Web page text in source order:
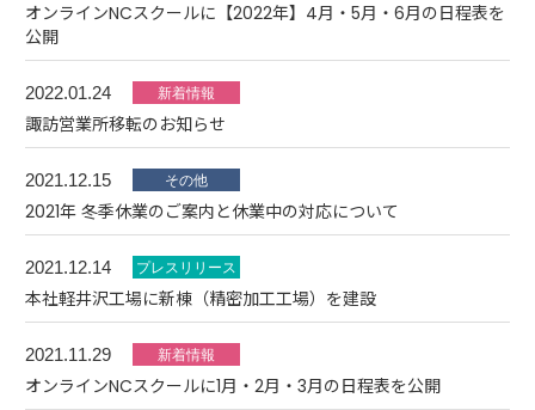
オンラインNCスクールに【2022年】4月・5月・6月の日程表を
公開
2022.01.24
諏訪営業所移転のお知らせ
2021.12.15
2021年 冬季休業のご案内と休業中の対応について
2021.12.14
本社軽井沢工場に新棟（精密加工工場）を建設
2021.11.29
オンラインNCスクールに1月・2月・3月の日程表を公開